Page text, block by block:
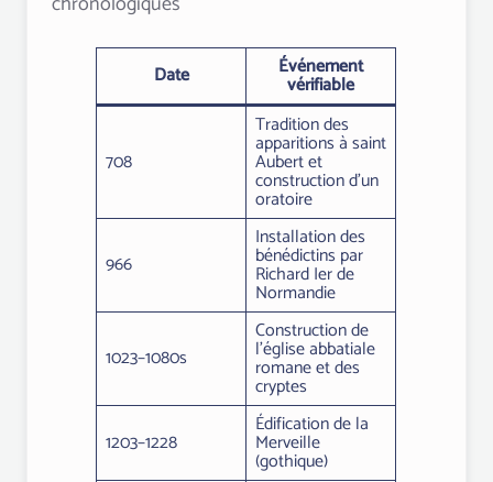
Date Événement
vérifiable
708
Tradition des
apparitions à saint
Aubert et
construction d’un
oratoire
966
Installation des
bénédictins par
Richard Ier de
Normandie
1023–1080s
Construction de
l’église abbatiale
romane et des
cryptes
1203–1228
Édification de la
Merveille
(gothique)